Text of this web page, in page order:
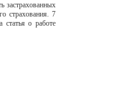
страхования. 7
статья о работе